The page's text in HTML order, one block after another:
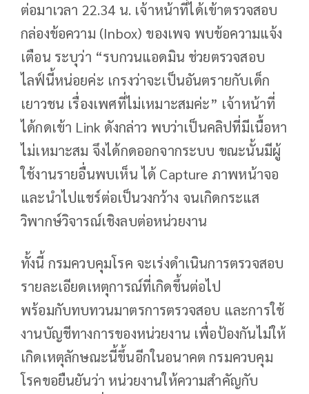
ต่อมาเวลา 22.34 น. เจ้าหน้าที่ได้เข้าตรวจสอบ
กล่องข้อความ (Inbox) ของเพจ พบข้อความแจ้ง
เตือน ระบุว่า “รบกวนแอดมิน ช่วยตรวจสอบ
ไลฟ์นี้หน่อยค่ะ เกรงว่าจะเป็นอันตรายกับเด็ก
เยาวชน เรื่องเพศที่ไม่เหมาะสมค่ะ” เจ้าหน้าที่
ได้กดเข้า Link ดังกล่าว พบว่าเป็นคลิปที่มีเนื้อหา
ไม่เหมาะสม จึงได้กดออกจากระบบ ขณะนั้นมีผู้
ใช้งานรายอื่นพบเห็น ได้ Capture ภาพหน้าจอ
และนำไปแชร์ต่อเป็นวงกว้าง จนเกิดกระแส
วิพากษ์วิจารณ์เชิงลบต่อหน่วยงาน
ทั้งนี้ กรมควบคุมโรค จะเร่งดำเนินการตรวจสอบ
รายละเอียดเหตุการณ์ที่เกิดขึ้นต่อไป
พร้อมกับทบทวนมาตรการตรวจสอบ และการใช้
งานบัญชีทางการของหน่วยงาน เพื่อป้องกันไม่ให้
เกิดเหตุลักษณะนี้ขึ้นอีกในอนาคต กรมควบคุม
โรคขอยืนยันว่า หน่วยงานให้ความสำคัญกับ